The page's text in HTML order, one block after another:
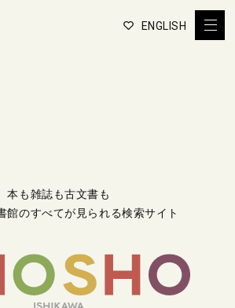
ENGLISH
本も雑誌も古文書も
館のすべてが見られる検索サイト